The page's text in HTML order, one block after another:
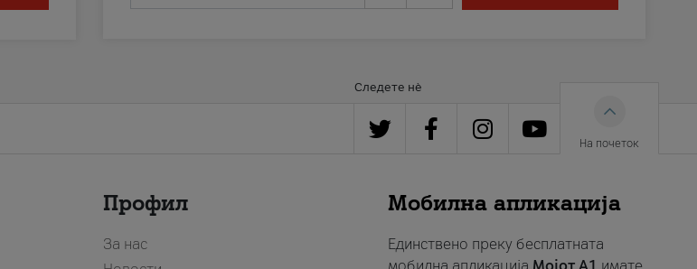
Следете нè
На почеток
Профил
За нас
Мобилна апликација
Единствено преку бесплатната